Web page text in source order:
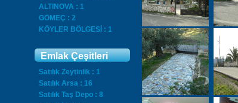
ALTINOVA : 1
GÖMEÇ : 2
KÖYLER BÖLGESİ : 1
Emlak Çeşitleri
Satılık Zeytinlik : 1
Satılık Arsa : 16
Satılık Taş Depo : 8